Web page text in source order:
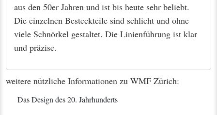
aus den 50er Jahren und ist bis heute sehr beliebt.
Die einzelnen Besteckteile sind schlicht und ohne
viele Schnörkel gestaltet. Die Linienführung ist klar
und präzise.
weitere nützliche Informationen zu WMF Zürich:
Das Design des 20. Jahrhunderts